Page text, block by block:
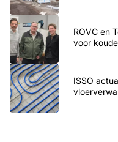
ROVC en
voor
ISSO